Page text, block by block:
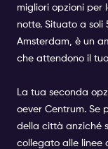
migliori opzioni per
notte. Situato a
Amsterdam, è un
che attendono il
La tua seconda
oever Centrum. Se
della città anziché
collegato alle linee